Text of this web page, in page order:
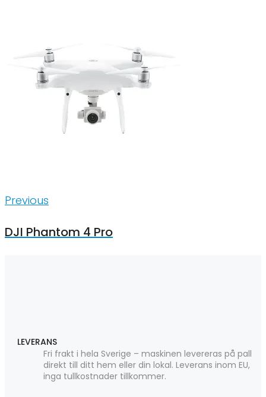
Inläggsnavigering
Previous
Previous
DJI Phantom 4 Pro
LEVERANS
Fri frakt i hela Sverige – maskinen levereras på pall
direkt till ditt hem eller din lokal. Leverans inom EU,
inga tullkostnader tillkommer.